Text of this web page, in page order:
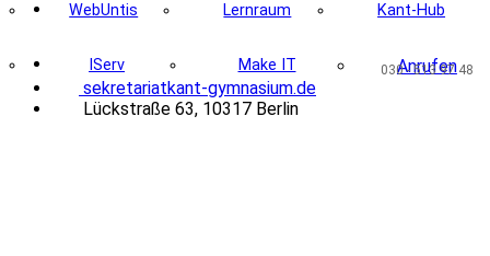
WebUntis Lernraum Kant-Hub
IServ Make IT Anrufen
030 - 513 97 48
sekretariat@
kant-gymnasium.de
Lückstraße 63, 10317 Berlin